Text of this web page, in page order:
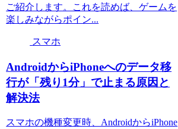
ご紹介します。これを読めば、ゲームを
楽しみながらポイン...
スマホ
AndroidからiPhoneへのデータ移
行が「残り1分」で止まる原因と
解決法
スマホの機種変更時、AndroidからiPhone